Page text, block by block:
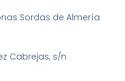
Sordas de Almería
Cabrejas, s/n